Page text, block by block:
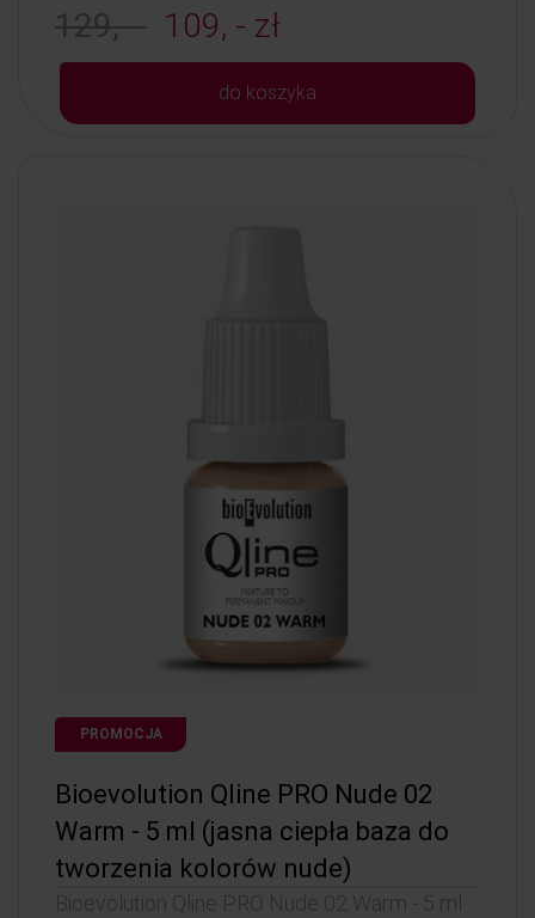
129, - 109, - zł
do koszyka
PROMOCJA
Bioevolution Qline PRO Nude 02
Warm - 5 ml (jasna ciepła baza do
tworzenia kolorów nude)
Bioevolution Qline PRO Nude 02 Warm - 5 ml